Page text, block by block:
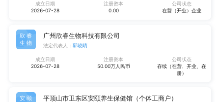
成立日期
2026-07-28
注册资本
0.00
公司状态
在营（开业）企业
欣睿
生物
广州欣睿生物科技有限公司
法定代表人： 郭晓晴
成立日期
2026-07-28
注册资本
50.00万人民币
公司状态
存续（在营、开业、在
册）
安颐 平顶山市卫东区安颐养生保健馆（个体工商户）